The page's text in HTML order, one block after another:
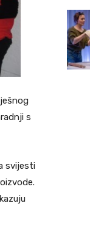
s
svijesti